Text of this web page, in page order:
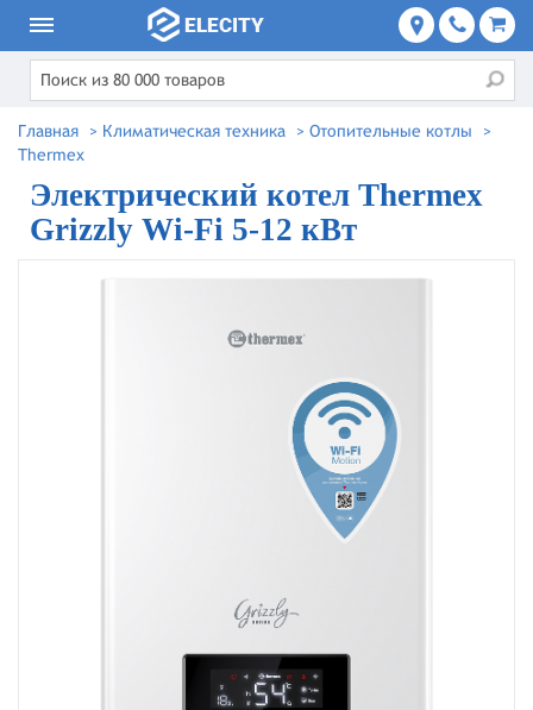
Главная > Климатическая техника > Отопительные котлы
>
Thermex
Электрический котел Thermex
Grizzly Wi-Fi 5-12 кВт